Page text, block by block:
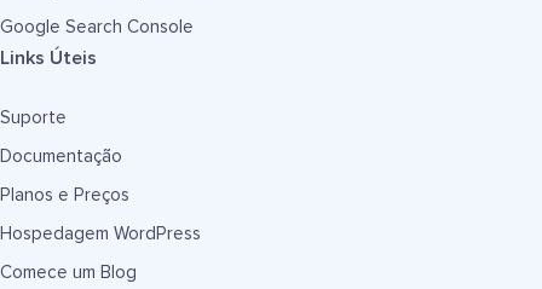
Google Search Console
Links Úteis
Suporte
Documentação
Planos e Preços
Hospedagem WordPress
Comece um Blog